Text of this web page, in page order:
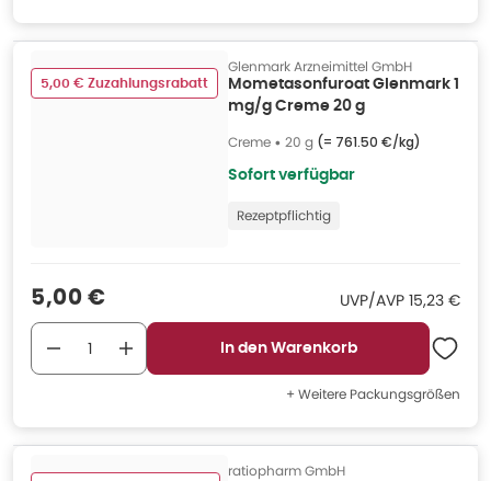
5,00 € Zuzahlungsrabatt
Glenmark Arzneimittel GmbH
Mometasonfuroat Glenmark 1
mg/g Creme 20 g
Creme • 20 g (= 761.50 €/kg)
Sofort verfügbar
Rezeptpflichtig
Verkaufspreis
5,00 € UVP/AVP UVP/AVP
15,23 €
In den Warenkorb
+ Weitere Packungsgrößen
ratiopharm GmbH